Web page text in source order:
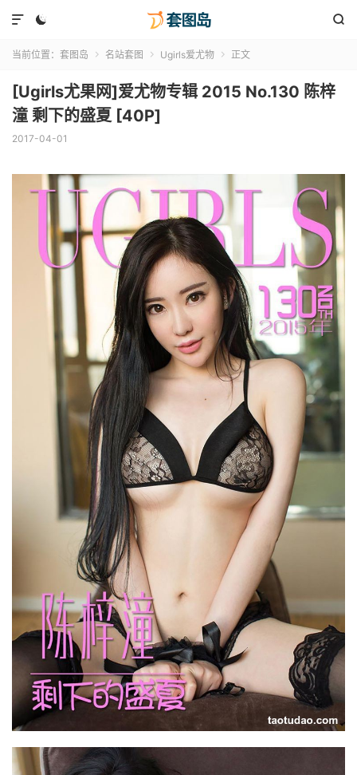
 

当前位置： 套图岛  名站套图  Ugirls爱尤物  正文
[Ugirls尤果网]爱尤物专辑 2015 No.130 陈梓
潼 剩下的盛夏 [40P]
2017-04-01